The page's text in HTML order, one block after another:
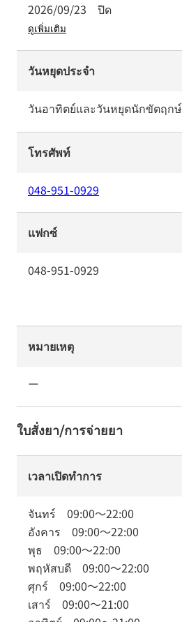
2026/09/23 ปิด
ดูเพิ่มเติม
วันหยุดประจำ
วันอาทิตย์และวันหยุดนักขัตฤกษ์
โทรศัพท์
048-951-0929
แฟกซ์
048-951-0929
หมายเหตุ
ー
ใบสั่งยา/การจ่ายยา
เวลาเปิดทำการ
จันทร์ 09:00～22:00
อังคาร 09:00～22:00
พุธ 09:00～22:00
พฤหัสบดี 09:00～22:00
ศุกร์ 09:00～22:00
เสาร์ 09:00～21:00